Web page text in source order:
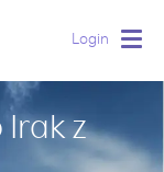
Login
z